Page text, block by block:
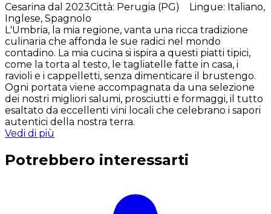
Cesarina dal 2023Città: Perugia (PG) Lingue: Italiano,
Inglese, Spagnolo
L'Umbria, la mia regione, vanta una ricca tradizione
culinaria che affonda le sue radici nel mondo
contadino. La mia cucina si ispira a questi piatti tipici,
come la torta al testo, le tagliatelle fatte in casa, i
ravioli e i cappelletti, senza dimenticare il brustengo.
Ogni portata viene accompagnata da una selezione
dei nostri migliori salumi, prosciutti e formaggi, il tutto
esaltato da eccellenti vini locali che celebrano i sapori
autentici della nostra terra.
Vedi di più
Potrebbero interessarti